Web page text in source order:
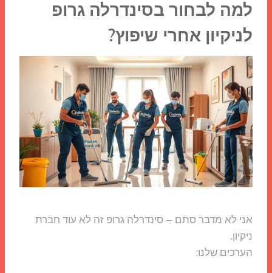
למה לבחור בסינדרלה גרופ
לניקיון אחרי שיפוץ?
אני לא מדבר סתם – סינדרלה גרופ זה לא עוד חברת
ניקיון.
הערכים שלנו: